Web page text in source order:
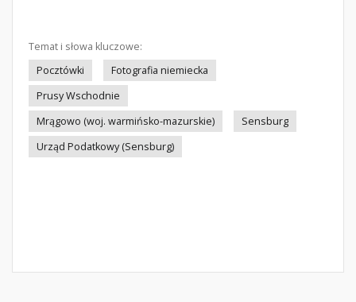
Temat i słowa kluczowe:
Pocztówki
Fotografia niemiecka
Prusy Wschodnie
Mrągowo (woj. warmińsko-mazurskie)
Sensburg
Urząd Podatkowy (Sensburg)